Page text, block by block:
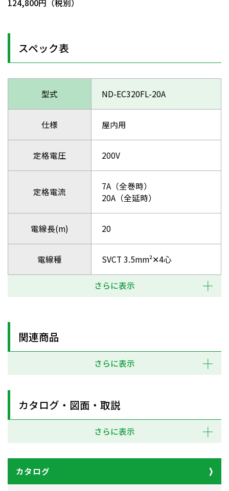
124,800円（税別）
スペック表
型式 ND-EC320FL-20A
仕様 屋内用
定格電圧 200V
定格電流
7A（全巻時）
20A（全延時）
電線長(m) 20
電線種 SVCT 3.5mm²✕4心
さらに表示
関連商品
さらに表示
カタログ・図面・取説
さらに表示
カタログ